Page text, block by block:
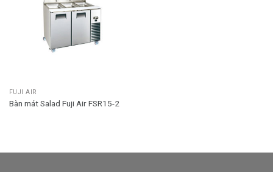
FUJI AIR
Bàn mát Salad Fuji Air FSR15-2